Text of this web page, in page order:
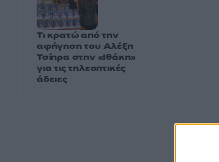
Τι κρατώ από την
αφήγηση του Αλέξη
Τσίπρα στην «Ιθάκη»
για τις τηλεοπτικές
άδειες